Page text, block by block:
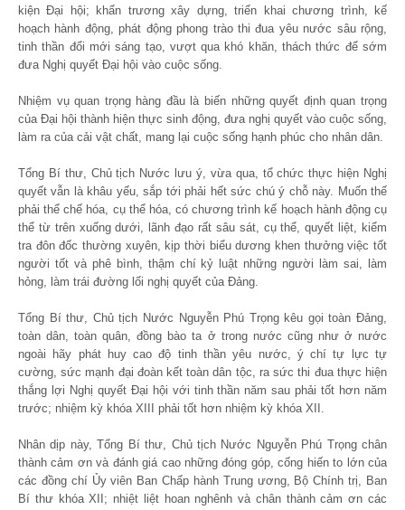
kiện Đại hội; khẩn trương xây dựng, triển khai chương trình, kế
hoạch hành động, phát động phong trào thi đua yêu nước sâu rộng,
tinh thần đổi mới sáng tạo, vượt qua khó khăn, thách thức để sớm
đưa Nghị quyết Đại hội vào cuộc sống.
Nhiệm vụ quan trọng hàng đầu là biến những quyết định quan trọng
của Đại hội thành hiện thực sinh động, đưa nghị quyết vào cuộc sống,
làm ra của cải vật chất, mang lại cuộc sống hạnh phúc cho nhân dân.
Tổng Bí thư, Chủ tịch Nước lưu ý, vừa qua, tổ chức thực hiện Nghị
quyết vẫn là khâu yếu, sắp tới phải hết sức chú ý chỗ này. Muốn thế
phải thể chế hóa, cụ thể hóa, có chương trình kế hoạch hành động cụ
thể từ trên xuống dưới, lãnh đạo rất sâu sát, cụ thể, quyết liệt, kiểm
tra đôn đốc thường xuyên, kịp thời biểu dương khen thưởng việc tốt
người tốt và phê bình, thậm chí kỷ luật những người làm sai, làm
hỏng, làm trái đường lối nghị quyết của Đảng.
Tổng Bí thư, Chủ tịch Nước Nguyễn Phú Trọng kêu gọi toàn Đảng,
toàn dân, toàn quân, đồng bào ta ở trong nước cũng như ở nước
ngoài hãy phát huy cao độ tinh thần yêu nước, ý chí tự lực tự
cường, sức mạnh đại đoàn kết toàn dân tộc, ra sức thi đua thực hiện
thắng lợi Nghị quyết Đại hội với tinh thần năm sau phải tốt hơn năm
trước; nhiệm kỳ khóa XIII phải tốt hơn nhiệm kỳ khóa XII.
Nhân dịp này, Tổng Bí thư, Chủ tịch Nước Nguyễn Phú Trọng chân
thành cảm ơn và đánh giá cao những đóng góp, cống hiến to lớn của
các đồng chí Ủy viên Ban Chấp hành Trung ương, Bộ Chính trị, Ban
Bí thư khóa XII; nhiệt liệt hoan nghênh và chân thành cảm ơn các